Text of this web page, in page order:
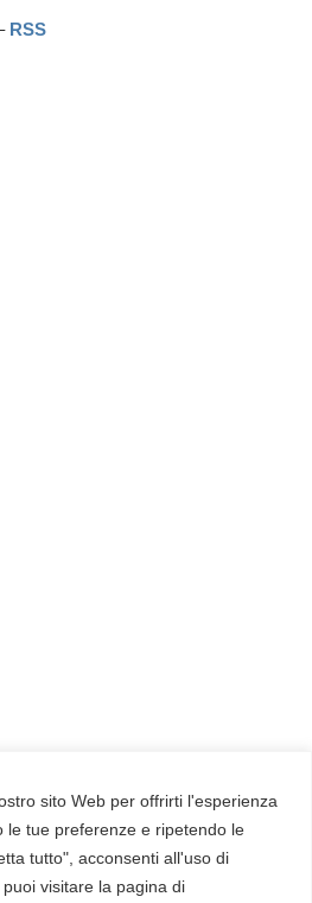
sito Web per offrirti l'esperienza
le tue preferenze e ripetendo le
tutto", acconsenti all'uso di
visitare la pagina di
RSS